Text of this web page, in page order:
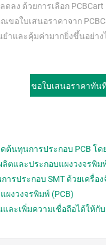
ลง ด้วยการเลือก
ขอใบเสนอราคาจาก
ำและคุ้มค่ามากยิ่งขึ้นอย่าง
ขอใบเสนอราคาทัน
ต้นทุนการประกอบ PCB โ
ตและประกอบแผงวงจรพิม
ารประกอบ SMT ด้วยเครื่
งวงจรพิมพ์ (PCB)
ละเพิ่มความเชื่อถือได้ให้กั